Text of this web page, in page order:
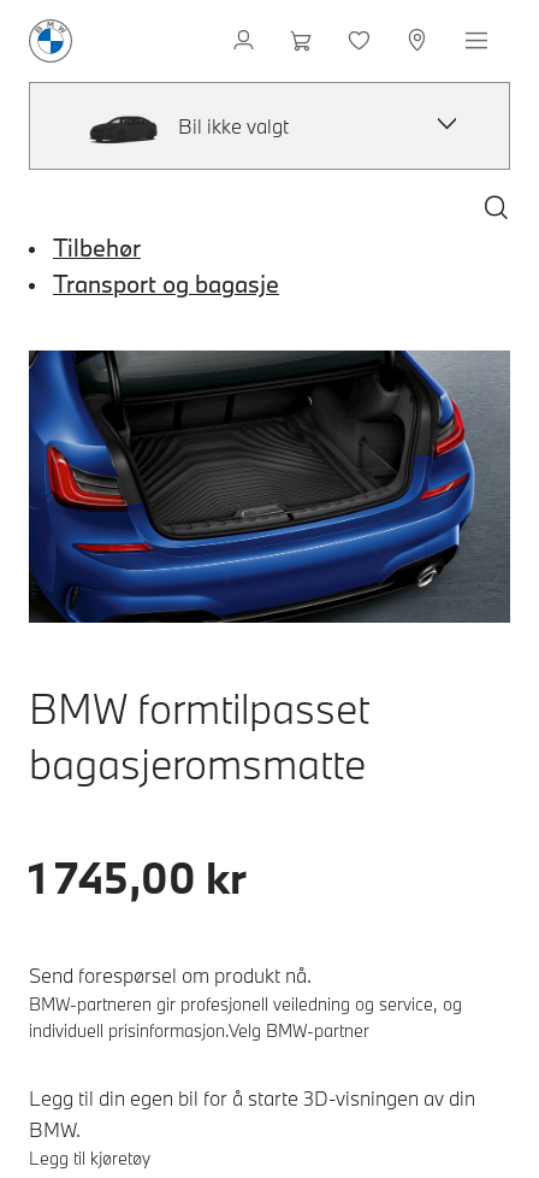
Bil ikke valgt
Tilbehør
Transport og bagasje
BMW formtilpasset
bagasjeromsmatte
1 745,00 kr
Send forespørsel om produkt nå.
BMW-partneren gir profesjonell veiledning og service, og
individuell prisinformasjon.Velg BMW-partner
Legg til din egen bil for å starte 3D-visningen av din
BMW.
Legg til kjøretøy